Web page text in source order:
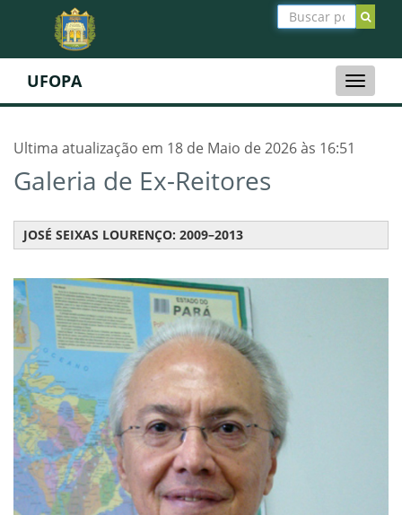
Toggle
UFOPA
Ultima atualização em 18 de Maio de 2026 às 16:51
Galeria de Ex-Reitores
JOSÉ SEIXAS LOURENÇO: 2009–2013